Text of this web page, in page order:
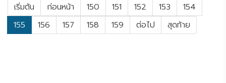
เริ่มต้น ก่อนหน้า 150 151 152 153
154
155
156 157 158 159 ต่อไป สุดท้าย